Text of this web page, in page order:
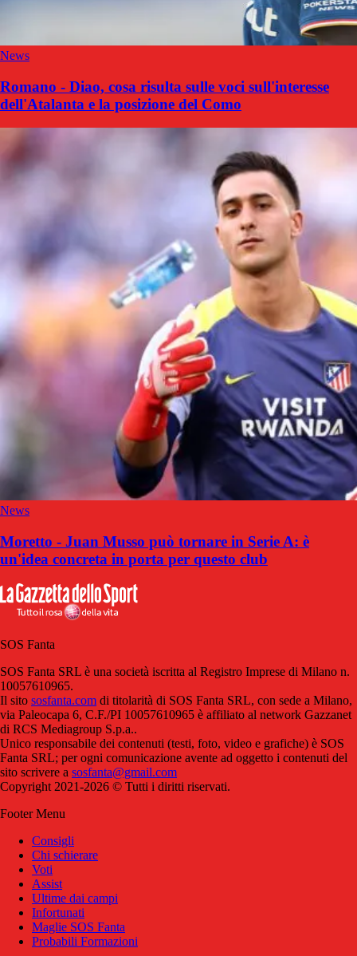
News
Romano - Diao, cosa risulta sulle voci sull'interesse
dell'Atalanta e la posizione del Como
News
Moretto - Juan Musso può tornare in Serie A: è
un'idea concreta in porta per questo club
SOS Fanta
SOS Fanta SRL è una società iscritta al Registro Imprese di Milano n.
10057610965.
Il sito sosfanta.com di titolarità di SOS Fanta SRL, con sede a Milano,
via Paleocapa 6, C.F./PI 10057610965 è affiliato al network Gazzanet
di RCS Mediagroup S.p.a..
Unico responsabile dei contenuti (testi, foto, video e grafiche) è SOS
Fanta SRL; per ogni comunicazione avente ad oggetto i contenuti del
sito scrivere a sosfanta@gmail.com
Copyright 2021-2026 © Tutti i diritti riservati.
Footer Menu
Consigli
Chi schierare
Voti
Assist
Ultime dai campi
Infortunati
Maglie SOS Fanta
Probabili Formazioni